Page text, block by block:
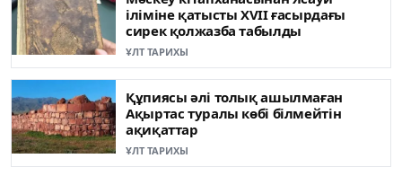
іліміне қатысты XVII ғасырдағы
сирек қолжазба табылды
ҰЛТ ТАРИХЫ
Құпиясы әлі толық ашылмаған
Ақыртас туралы көбі білмейтін
ақиқаттар
ҰЛТ ТАРИХЫ